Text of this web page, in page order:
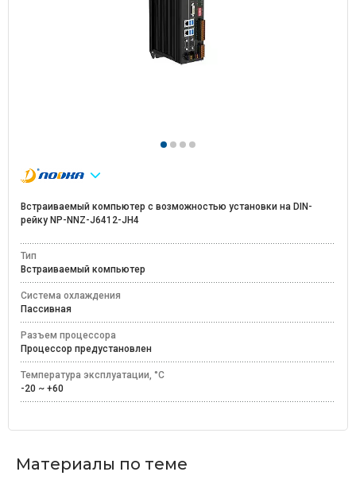
Встраиваемый компьютер с возможностью установки на DIN-
рейку NP-NNZ-J6412-JH4
Тип
Встраиваемый компьютер
Система охлаждения
Пассивная
Разъем процессора
Процессор предустановлен
Температура эксплуатации, °C
-20 ~ +60
Материалы по теме